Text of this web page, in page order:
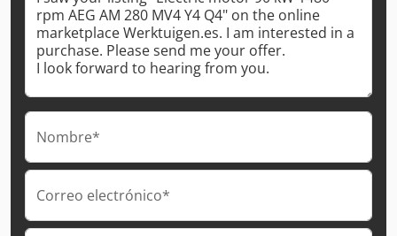
Nombre*
Correo electrónico*